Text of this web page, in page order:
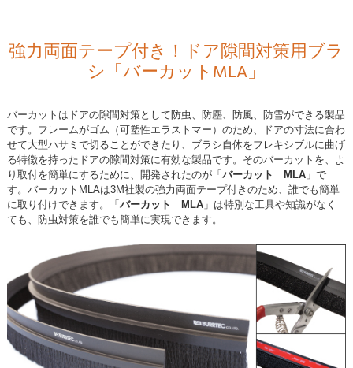
強力両面テープ付き！ドア隙間対策用ブラ
シ「バーカットMLA」
バーカットはドアの隙間対策として防虫、防塵、防風、防雪ができる製品
です。フレームがゴム（可塑性エラストマー）のため、ドアの寸法に合わ
せて大型ハサミで切ることができたり、ブラシ自体をフレキシブルに曲げ
る特徴を持ったドアの隙間対策に有効な製品です。そのバーカットを、よ
り取付を簡単にするために、開発されたのが「バーカット MLA」で
す。バーカットMLAは3M社製の強力両面テープ付きのため、誰でも簡単
に取り付けできます。「バーカット MLA」は特別な工具や知識がなく
ても、防虫対策を誰でも簡単に実現できます。